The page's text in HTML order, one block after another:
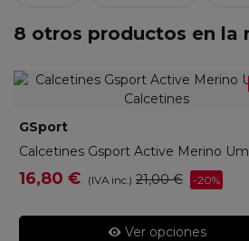
8 otros productos en la
GSport
Calcetines Gsport Active Merino
16,80 € (IVA inc.) 21,00 € -20%
Ver opciones